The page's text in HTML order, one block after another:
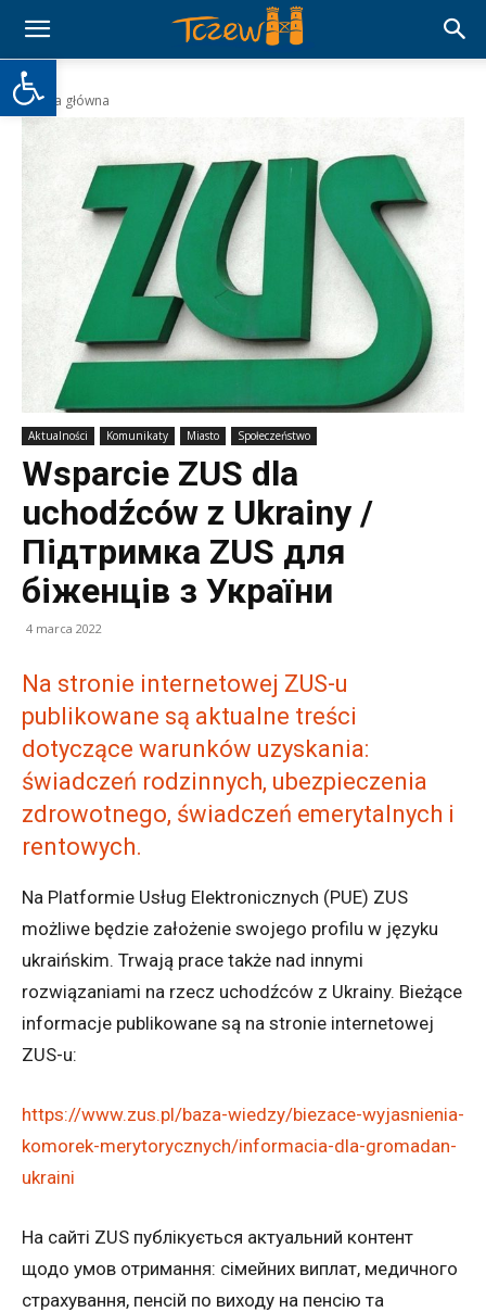
Otwórz pasek narzędzi
Strona główna
Aktualności Komunikaty Miasto Społeczeństwo
Wsparcie ZUS dla
uchodźców z Ukrainy /
Підтримка ZUS для
біженців з України
4 marca 2022
Na stronie internetowej ZUS-u
publikowane są aktualne treści
dotyczące warunków uzyskania:
świadczeń rodzinnych, ubezpieczenia
zdrowotnego, świadczeń emerytalnych i
rentowych.
Na Platformie Usług Elektronicznych (PUE) ZUS
możliwe będzie założenie swojego profilu w języku
ukraińskim. Trwają prace także nad innymi
rozwiązaniami na rzecz uchodźców z Ukrainy. Bieżące
informacje publikowane są na stronie internetowej
ZUS-u:
https://www.zus.pl/baza-wiedzy/biezace-wyjasnienia-
komorek-merytorycznych/informacia-dla-gromadan-
ukraini
На сайті ZUS публікується актуальний контент
щодо умов отримання: сімейних виплат, медичного
страхування, пенсій по виходу на пенсію та